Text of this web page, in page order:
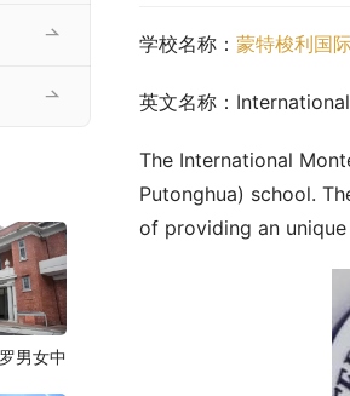
学校名称： 蒙特梭利国
英文名称：
The International
Putonghua) school.
of providing an
男女中